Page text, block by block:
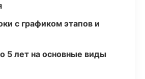
с графиком этапов и
5 лет на основные виды